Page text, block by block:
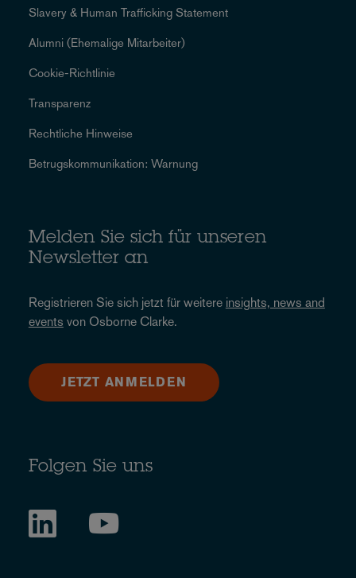
Slavery & Human Trafficking Statement
Alumni (Ehemalige Mitarbeiter)
Cookie-Richtlinie
Transparenz
Rechtliche Hinweise
Betrugskommunikation: Warnung
Melden Sie sich für unseren
Newsletter an
Registrieren Sie sich jetzt für weitere insights, news and
events von Osborne Clarke.
JETZT ANMELDEN
Folgen Sie uns